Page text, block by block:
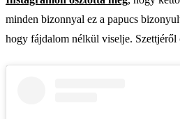
minden bizonnyal ez a papucs
hogy fájdalom nélkül viselje. Szettjéről